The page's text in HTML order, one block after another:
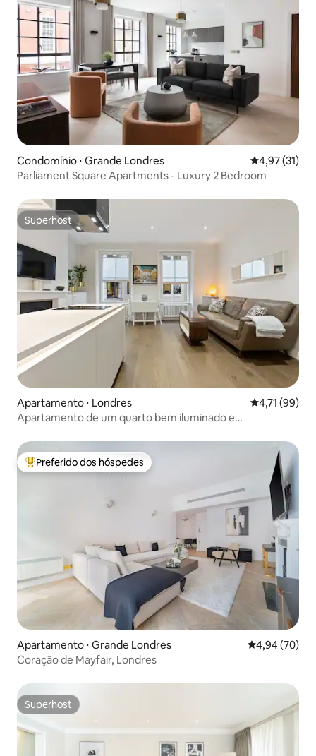
Condomínio ⋅ Grande Londres 4,97 de uma
4,97 (31)
Parliament Square Apartments - Luxury 2 Bedroom
Superhost
Superhost
Apartamento ⋅ Londres 4,71 de uma
4,71 (99)
Apartamento de um quarto bem iluminado e
Entre os melhores preferidos dos hóspedes
Preferido dos hóspedes
Apartamento ⋅ Grande Londres 4,94 de uma
4,94 (70)
Coração de Mayfair, Londres
Superhost
Superhost